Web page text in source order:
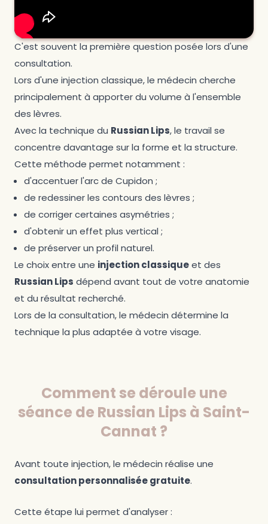
C'est souvent la première question posée lors d'une
consultation.
Lors d'une injection classique, le médecin cherche
principalement à apporter du volume à l'ensemble
des lèvres.
Avec la technique du Russian Lips, le travail se
concentre davantage sur la forme et la structure.
Cette méthode permet notamment :
d'accentuer l'arc de Cupidon ;
de redessiner les contours des lèvres ;
de corriger certaines asymétries ;
d'obtenir un effet plus vertical ;
de préserver un profil naturel.
Le choix entre une injection classiqueet des
Russian Lips dépend avant tout de votre anatomie
et du résultat recherché.
Lors de la consultation, le médecin détermine la
technique la plus adaptée à votre visage.
Comment se déroule une
séance de Russian Lips à Saint-
Cannat ?
Avant toute injection, le médecin réalise une
consultation personnalisée gratuite.
Cette étape lui permet d'analyser :